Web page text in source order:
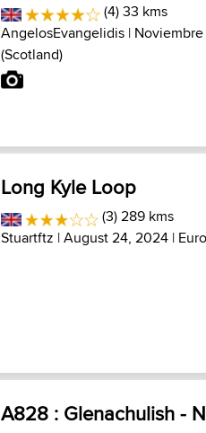
(4) 33 kms
AngelosEvangelidis |
(Scotland)
Long Kyle Loop
(3) 289 kms
Stuartftz | August 24, 2024 |
A828 : Glenachulish -